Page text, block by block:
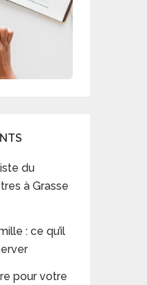
du
à Grasse
: ce qu’il
pour votre